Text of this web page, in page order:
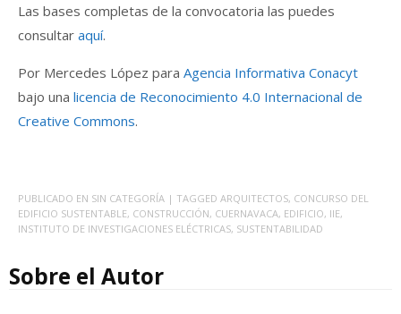
Las bases completas de la convocatoria las puedes
consultar aquí.
Por Mercedes López para Agencia Informativa Conacyt
bajo una licencia de Reconocimiento 4.0 Internacional de
Creative Commons.
PUBLICADO EN SIN CATEGORÍA | TAGGED ARQUITECTOS, CONCURSO DEL
EDIFICIO SUSTENTABLE, CONSTRUCCIÓN, CUERNAVACA, EDIFICIO, IIE,
INSTITUTO DE INVESTIGACIONES ELÉCTRICAS, SUSTENTABILIDAD
Sobre el Autor